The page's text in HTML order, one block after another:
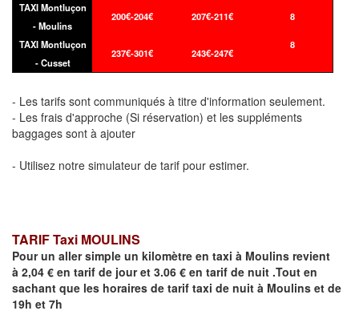
TAXI Montluçon
- Moulins
200€-204€ 207€-211€ 8
TAXI Montluçon
- Cusset
237€-301€ 243€-247€
8
- Les tarifs sont communiqués à titre d'information seulement.
- Les frais d'approche (Si réservation) et les suppléments
baggages sont à ajouter
- Utilisez notre simulateur de tarif pour estimer.
TARIF Taxi MOULINS
Pour un aller simple un kilomètre en taxi à Moulins revient
à 2,04 € en tarif de jour et 3.06 € en tarif de nuit .Tout en
sachant que les horaires de tarif taxi de nuit à Moulins et de
19h et 7h